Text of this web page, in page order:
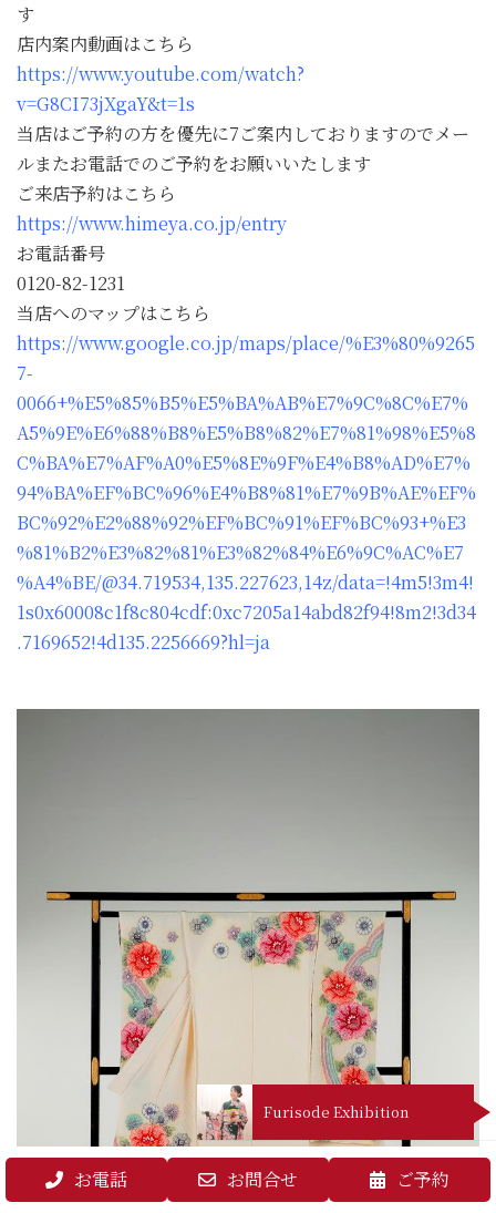
す
店内案内動画はこちら
https://www.youtube.com/watch?
v=G8CI73jXgaY&t=1s
当店はご予約の方を優先に7ご案内しておりますのでメー
ルまたお電話でのご予約をお願いいたします
ご来店予約はこちら
https://www.himeya.co.jp/entry
お電話番号
0120-82-1231
当店へのマップはこちら
https://www.google.co.jp/maps/place/%E3%80%9265
7-
0066+%E5%85%B5%E5%BA%AB%E7%9C%8C%E7%
A5%9E%E6%88%B8%E5%B8%82%E7%81%98%E5%8
C%BA%E7%AF%A0%E5%8E%9F%E4%B8%AD%E7%
94%BA%EF%BC%96%E4%B8%81%E7%9B%AE%EF%
BC%92%E2%88%92%EF%BC%91%EF%BC%93+%E3
%81%B2%E3%82%81%E3%82%84%E6%9C%AC%E7
%A4%BE/@34.719534,135.227623,14z/data=!4m5!3m4!
1s0x60008c1f8c804cdf:0xc7205a14abd82f94!8m2!3d34
.7169652!4d135.2256669?hl=ja
お電話 お問合せ ご予約
Furisode Exhibition